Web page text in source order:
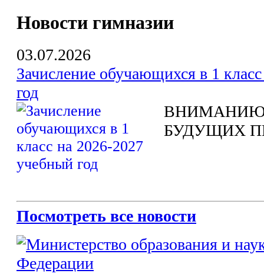
Новости гимназии
03.07.2026
Зачисление обучающихся в 1
год
ВНИМАНИЮ
БУДУЩИХ
Посмотреть все новости